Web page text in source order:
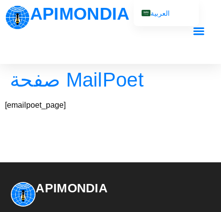
APIMONDIA
صفحة MailPoet
[emailpoet_page]
APIMONDIA
العربية